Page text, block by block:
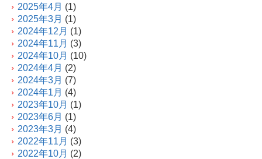
2025年4月 (1)
2025年3月 (1)
2024年12月 (1)
2024年11月 (3)
2024年10月 (10)
2024年4月 (2)
2024年3月 (7)
2024年1月 (4)
2023年10月 (1)
2023年6月 (1)
2023年3月 (4)
2022年11月 (3)
2022年10月 (2)